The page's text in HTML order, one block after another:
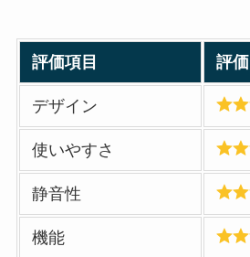
評価項目 評価
デザイン
使いやすさ
静音性
機能